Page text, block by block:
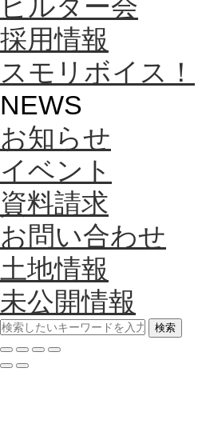
ビルダー会
採用情報
スモリボイス！
NEWS
お知らせ
イベント
資料請求
お問い合わせ
土地情報
未公開情報
検索